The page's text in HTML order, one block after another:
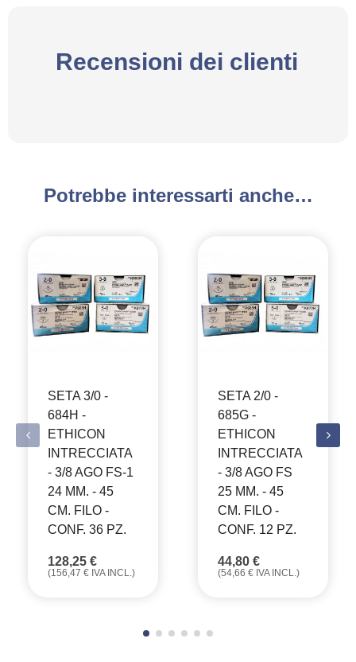
Recensioni dei clienti
Potrebbe interessarti anche…
SETA 3/0 -
684H -
ETHICON
INTRECCIATA
- 3/8 AGO FS-1
24 MM. - 45
CM. FILO -
CONF. 36 PZ.
128,25 €
(156,47 € IVA INCL.)
SETA 2/0 -
685G -
ETHICON
INTRECCIATA
- 3/8 AGO FS
25 MM. - 45
CM. FILO -
CONF. 12 PZ.
44,80 €
(54,66 € IVA INCL.)